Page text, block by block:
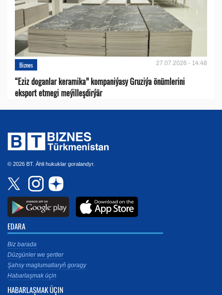
Biznes 27.07.2026 - 14:48
“Eziz doganlar keramika” kompaniýasy Gruziýa önümlerini
eksport etmegi meýilleşdirýär
© 2026 BT. Ähli hukuklar goralandyr.
EDARA
Biz barada
Düzgünler we şertler
Şahsy maglumatlaryň goragy
Habarlaşmak üçin
HABARLAŞMAK ÜÇIN